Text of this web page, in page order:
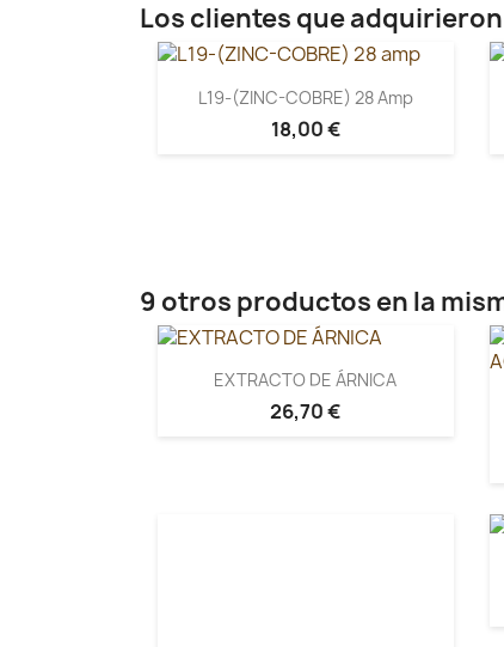
Los clientes que
L19-(ZINC-COBRE) 28 Amp
18,00 €
9 otros productos en la
EXTRACTO DE ÁRNICA
26,70 €